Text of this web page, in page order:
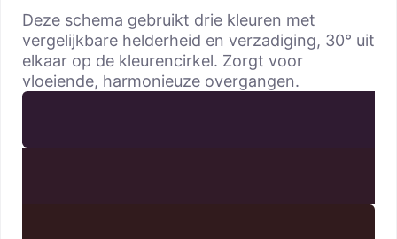
Deze schema gebruikt drie kleuren met
vergelijkbare helderheid en verzadiging, 30° uit
elkaar op de kleurencirkel. Zorgt voor
vloeiende, harmonieuze overgangen.